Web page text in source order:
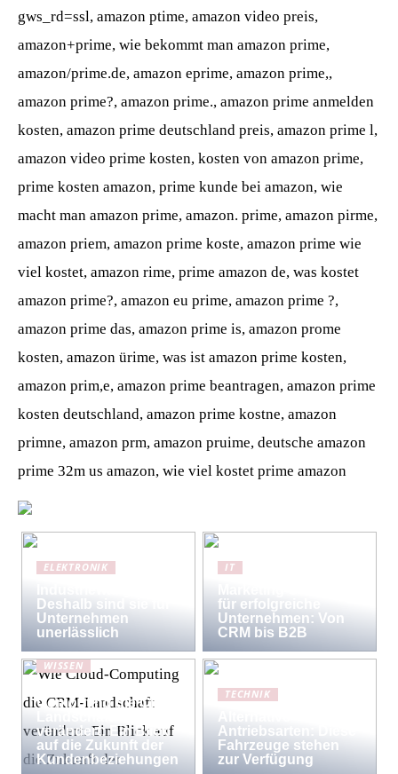
gws_rd=ssl, amazon ptime, amazon video preis,
amazon+prime, wie bekommt man amazon prime,
amazon/prime.de, amazon eprime, amazon prime,,
amazon prime?, amazon prime., amazon prime anmelden
kosten, amazon prime deutschland preis, amazon prime l,
amazon video prime kosten, kosten von amazon prime,
prime kosten amazon, prime kunde bei amazon, wie
macht man amazon prime, amazon. prime, amazon pirme,
amazon priem, amazon prime koste, amazon prime wie
viel kostet, amazon rime, prime amazon de, was kostet
amazon prime?, amazon eu prime, amazon prime ?,
amazon prime das, amazon prime is, amazon prome
kosten, amazon ürime, was ist amazon prime kosten,
amazon prim,e, amazon prime beantragen, amazon prime
kosten deutschland, amazon prime kostne, amazon
primne, amazon prm, amazon pruime, deutsche amazon
prime 32m us amazon, wie viel kostet prime amazon
ELEKTRONIK
Deshalb sind sie für
Unternehmen
unerlässlich
IT
für erfolgreiche
Unternehmen: Von
CRM bis B2B
WISSEN
Computing die CRM-
verändert: Ein Blick
auf die Zukunft der
Kundenbeziehungen
TECHNIK
Antriebsarten: Diese
Fahrzeuge stehen
zur Verfügung